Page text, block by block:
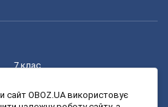
7 клас
OBOZ.UA використовує